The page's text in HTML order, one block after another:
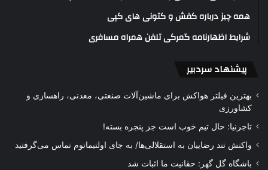
همه چیز درباره کفش و کتونی های کپی
شرایط اظهارنامه گمرکی تلفن همراه مسافری
پیشنهاد سردبیر
بهترین فیلتر هواکش برای ماشین‌آلات صنعتی، معدنی، راهسازی و
کشاورزی
تاجرنیا: حال تیم خوب است جز پنجره بسته!
واکنش تند رضاییان به استقلالی‌ها/ به جای اولتیماتوم تماس می‌گرفتید
باشگاه گل گهر: حقانیت ما اثبات شد